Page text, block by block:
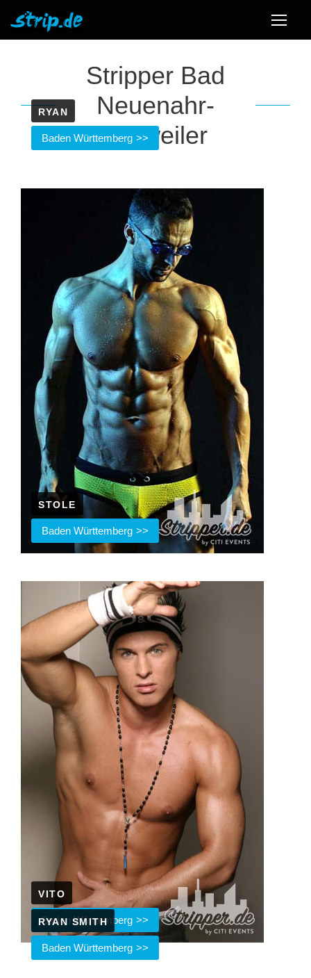
Stripper Bad
Neuenahr-
Ahrweiler
RYAN
Baden Württemberg
STOLE
Baden Württemberg
VITO
Baden Württemberg
RYAN SMITH
Baden Württemberg